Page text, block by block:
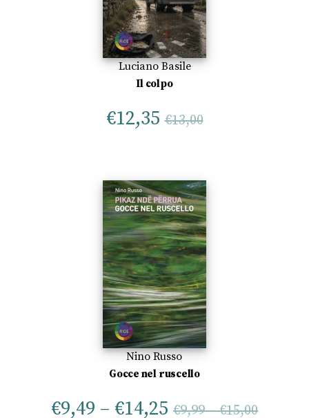
Luciano Basile
Il colpo
€12,35 €13,00
Nino Russo
Gocce nel ruscello
€9,49 – €14,25 €9,99–€15,00